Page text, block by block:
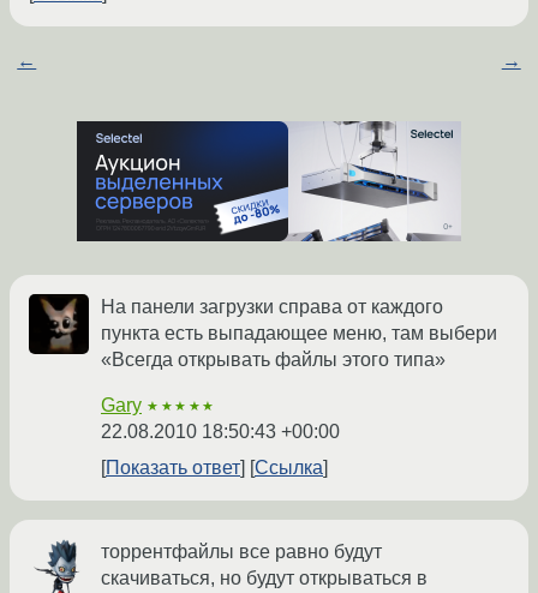
← →
На панели загрузки справа от каждого
пункта есть выпадающее меню, там выбери
«Всегда открывать файлы этого типа»
Gary ★★★★★
22.08.2010 18:50:43 +00:00
Показать ответ
Ссылка
торрентфайлы все равно будут
скачиваться, но будут открываться в